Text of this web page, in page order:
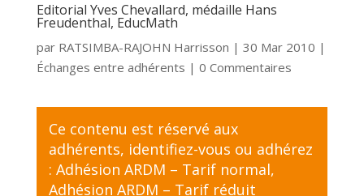
Editorial Yves Chevallard, médaille Hans
Freudenthal, EducMath
par RATSIMBA-RAJOHN Harrisson | 30 Mar 2010 |
Échanges entre adhérents | 0 Commentaires
Ce contenu est réservé aux
adhérents, identifiez-vous ou adhérez
: Adhésion ARDM – Tarif normal,
Adhésion ARDM – Tarif réduit